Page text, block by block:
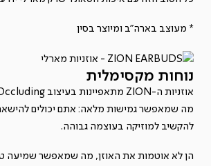
* מעוצב בארה"ב ומיוצר בסין
נוחות מקסימלית
מה שמאפשר גמישות מלאה: אתם יכולים
להקשיב למוזיקה בעוצמה גבוהה.
הן לא אוטמות את האוזן, מה שמאפשר שמיעה